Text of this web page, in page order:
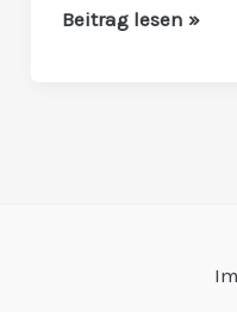
Beitrag lesen »